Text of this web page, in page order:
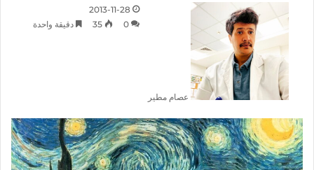
عصام مطير
2013-11-28
0
35 دقيقة واحدة